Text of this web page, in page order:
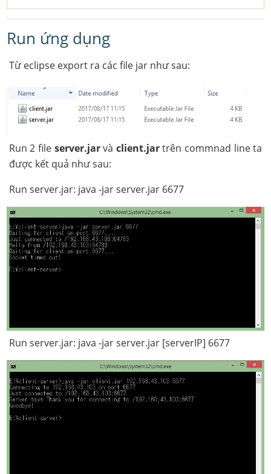
Run ứng dụng
Từ eclipse export ra các file jar như sau:
Run 2 file server.jarvà client.jartrên commnad line ta
được kết quả như sau:
Run server.jar: java -jar server.jar 6677
Run server.jar: java -jar server.jar [serverIP] 6677